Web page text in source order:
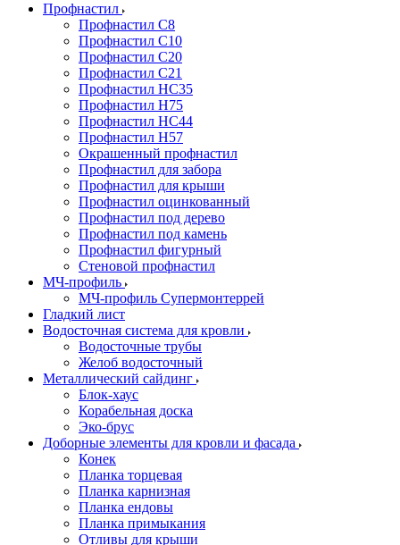
Профнастил
Профнастил С8
Профнастил С10
Профнастил С20
Профнастил С21
Профнастил НС35
Профнастил Н75
Профнастил HC44
Профнастил Н57
Окрашенный профнастил
Профнастил для забора
Профнастил для крыши
Профнастил оцинкованный
Профнастил под дерево
Профнастил под камень
Профнастил фигурный
Стеновой профнастил
МЧ-профиль
МЧ-профиль Супермонтеррей
Гладкий лист
Водосточная система для кровли
Водосточные трубы
Желоб водосточный
Металлический сайдинг
Блок-хаус
Корабельная доска
Эко-брус
Доборные элементы для кровли и фасада
Конек
Планка торцевая
Планка карнизная
Планка ендовы
Планка примыкания
Отливы для крыши